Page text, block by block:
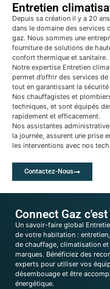
Entretien
Depuis sa création il y a 20
dans le domaine des services
gaz. Nous sommes une
fourniture de solutions de
confort thermique et sanitaire.
Notre expertise Entretien
permet d’offrir des services
tout en garantissant la
Nos chauffagistes et
techniques, et sont équipés
rapidement et efficacement.
Nos assistantes
la journée, assurent une prise
les interventions avec nos
Contactez-Nous
Connect Gaz
Un savoir-faire global
de votre habitation :
de chauffage, climatisation
marques. Bénéficiez des
experts pour utiliser vos
désembouage et être
énergétique.